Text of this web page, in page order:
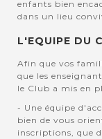
enfants bien
dans un lieu
L'EQUIPE DU
Afin que vos
que les
le Club a mis en
- Une équipe
bien de vous
inscriptions, que